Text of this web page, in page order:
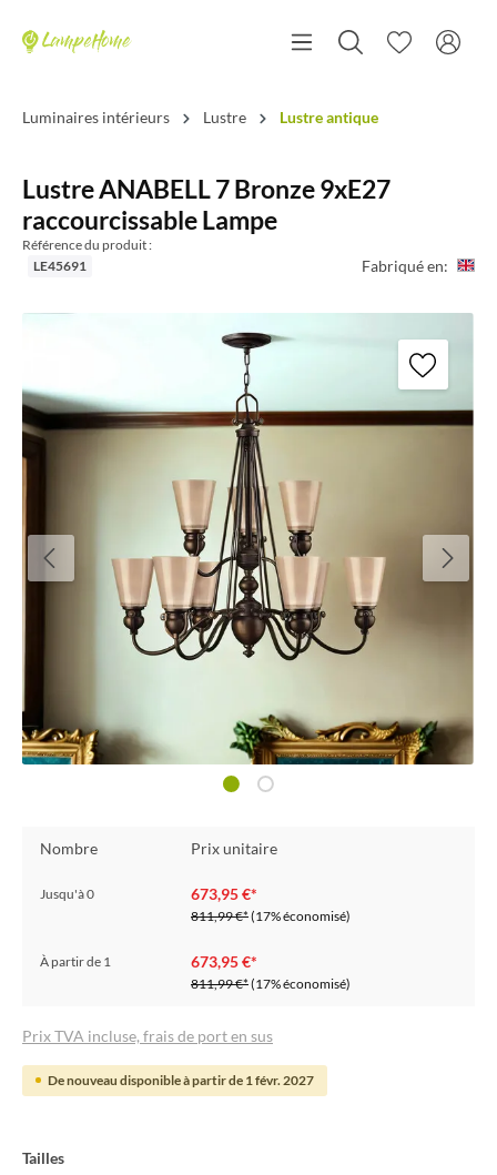
Luminaires intérieurs Lustre Lustre antique
Lustre ANABELL 7 Bronze 9xE27
raccourcissable Lampe
Référence du produit :
LE45691
Fabriqué en:
Nombre Prix unitaire
Jusqu'à0 673,95 €*
811,99 €*(17% économisé)
À partir de 1 673,95 €*
811,99 €*(17% économisé)
Prix TVA incluse, frais de port en sus
De nouveau disponible à partir de 1 févr. 2027
Tailles